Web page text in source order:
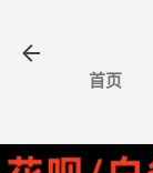
首页